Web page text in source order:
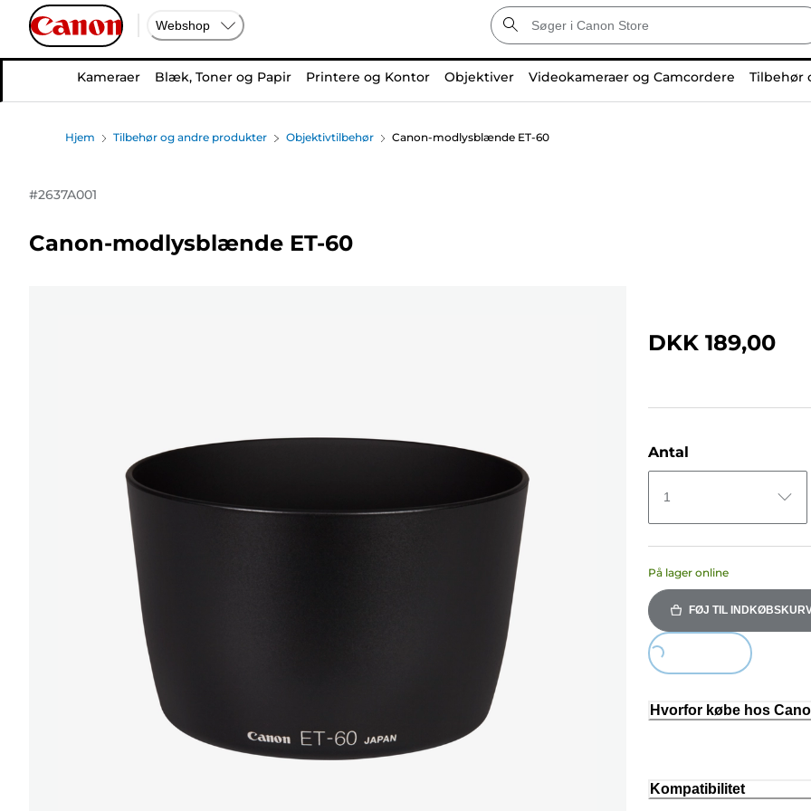
Webshop
Kameraer Blæk, Toner og Papir Printere og Kontor Objektiver Videokameraer og Camcordere Tilbehør
Hjem Tilbehør og andre produkter Objektivtilbehør Canon-modlysblænde ET-60
#2637A001
Canon-modlysblænde ET-60
DKK 189,00
Antal
1
På lager online
FØJ TIL
Loading...
Hvorfor købe hos
Kompatibilitet